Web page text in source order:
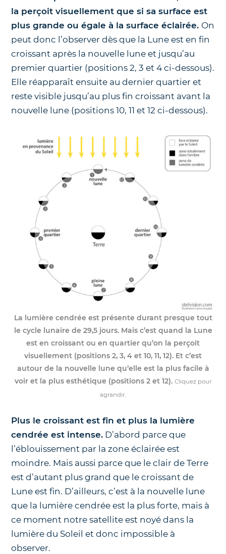
la perçoit visuellement que si sa surface est
plus grande ou égale à la surface éclairée. On
peut donc l’observer dès que la Lune est en fin
croissant après la nouvelle lune et jusqu’au
premier quartier (positions 2, 3 et 4 ci-dessous).
Elle réapparaît ensuite au dernier quartier et
reste visible jusqu’au plus fin croissant avant la
nouvelle lune (positions 10, 11 et 12 ci-dessous).
La lumière cendrée est présente durant presque tout
le cycle lunaire de 29,5 jours. Mais c’est quand la Lune
est en croissant ou en quartier qu’on la perçoit
visuellement (positions 2, 3, 4 et 10, 11, 12). Et c’est
autour de la nouvelle lune qu’elle est la plus facile à
voir et la plus esthétique (positions 2 et 12). Cliquez pour
agrandir.
Plus le croissant est fin et plus la lumière
cendrée est intense. D’abord parce que
l’éblouissement par la zone éclairée est
moindre. Mais aussi parce que le clair de Terre
est d’autant plus grand que le croissant de
Lune est fin. D’ailleurs, c’est à la nouvelle lune
que la lumière cendrée est la plus forte, mais à
ce moment notre satellite est noyé dans la
lumière du Soleil et donc impossible à
observer.